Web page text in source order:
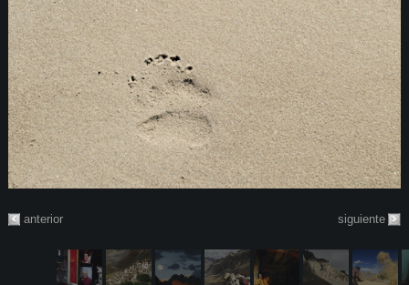
anterior siguiente